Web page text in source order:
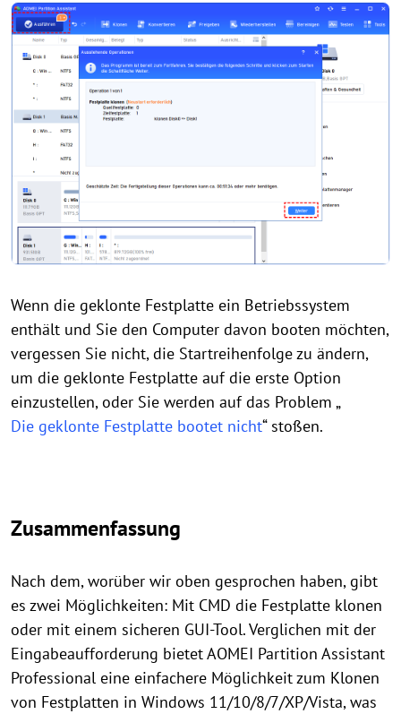
Wenn die geklonte Festplatte ein Betriebssystem
enthält und Sie den Computer davon booten möchten,
vergessen Sie nicht, die Startreihenfolge zu ändern,
um die geklonte Festplatte auf die erste Option
einzustellen, oder Sie werden auf das Problem „
Die geklonte Festplatte bootet nicht“ stoßen.
Zusammenfassung
Nach dem, worüber wir oben gesprochen haben, gibt
es zwei Möglichkeiten: Mit CMD die Festplatte klonen
oder mit einem sicheren GUI-Tool. Verglichen mit der
Eingabeaufforderung bietet AOMEI Partition Assistant
Professional eine einfachere Möglichkeit zum Klonen
von Festplatten in Windows 11/10/8/7/XP/Vista, was